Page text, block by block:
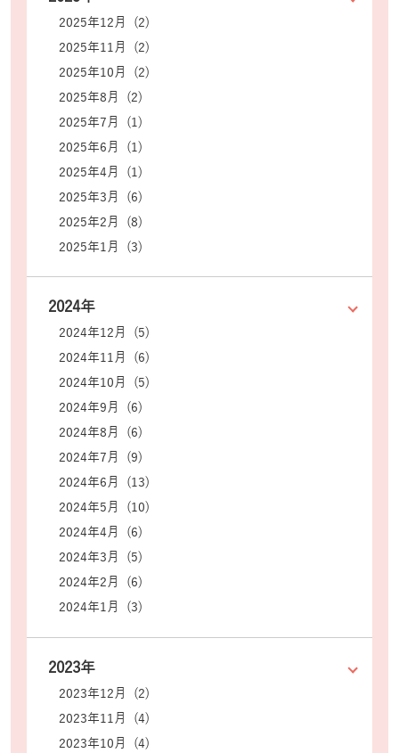
2025年12月 (2)
2025年11月 (2)
2025年10月 (2)
2025年8月 (2)
2025年7月 (1)
2025年6月 (1)
2025年4月 (1)
2025年3月 (6)
2025年2月 (8)
2025年1月 (3)
2024年
2024年12月 (5)
2024年11月 (6)
2024年10月 (5)
2024年9月 (6)
2024年8月 (6)
2024年7月 (9)
2024年6月 (13)
2024年5月 (10)
2024年4月 (6)
2024年3月 (5)
2024年2月 (6)
2024年1月 (3)
2023年
2023年12月 (2)
2023年11月 (4)
2023年10月 (4)